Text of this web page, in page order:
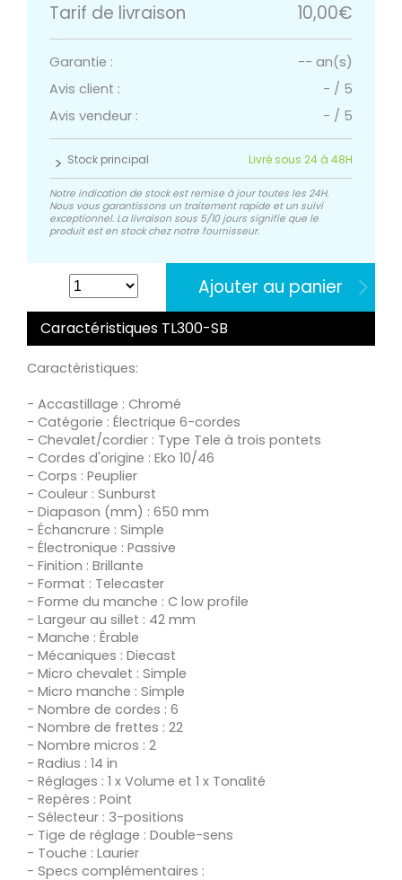
Tarif de livraison
10,00€
Garantie :
-- an(s)
Avis client :
- / 5
Avis vendeur :
- / 5
Stock principal Livré sous 24 à 48H
Notre indication de stock est remise à jour toutes les 24H.
Nous vous garantissons un traitement rapide et un suivi
exceptionnel. La livraison sous 5/10 jours signifie que le
produit est en stock chez notre fournisseur.
Ajouter au panier
Caractéristiques TL300-SB
Caractéristiques:
- Accastillage : Chromé
- Catégorie : Électrique 6-cordes
- Chevalet/cordier : Type Tele à trois pontets
- Cordes d'origine : Eko 10/46
- Corps : Peuplier
- Couleur : Sunburst
- Diapason (mm) : 650 mm
- Échancrure : Simple
- Électronique : Passive
- Finition : Brillante
- Format : Telecaster
- Forme du manche : C low profile
- Largeur au sillet : 42 mm
- Manche : Érable
- Mécaniques : Diecast
- Micro chevalet : Simple
- Micro manche : Simple
- Nombre de cordes : 6
- Nombre de frettes : 22
- Nombre micros : 2
- Radius : 14 in
- Réglages : 1 x Volume et 1 x Tonalité
- Repères : Point
- Sélecteur : 3-positions
- Tige de réglage : Double-sens
- Touche : Laurier
- Specs complémentaires :